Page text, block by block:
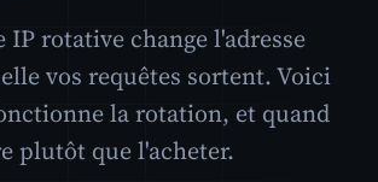
IP rotative change l'adresse
vos requêtes sortent. Voici
la rotation, et quand
plutôt que l'acheter.